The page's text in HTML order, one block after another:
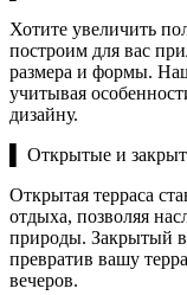
Хотите увеличить
построим для вас
размера и формы.
учитывая
дизайну.
▌ Открытые и
Открытая терраса
отдыха, позволяя
природы. Закрытый
превратив вашу
вечеров.